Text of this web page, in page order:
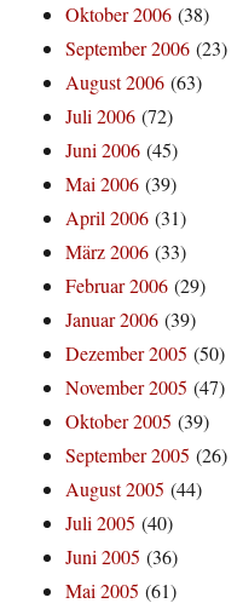
Oktober 2006 (38)
September 2006 (23)
August 2006 (63)
Juli 2006 (72)
Juni 2006 (45)
Mai 2006 (39)
April 2006 (31)
März 2006 (33)
Februar 2006 (29)
Januar 2006 (39)
Dezember 2005 (50)
November 2005 (47)
Oktober 2005 (39)
September 2005 (26)
August 2005 (44)
Juli 2005 (40)
Juni 2005 (36)
Mai 2005 (61)